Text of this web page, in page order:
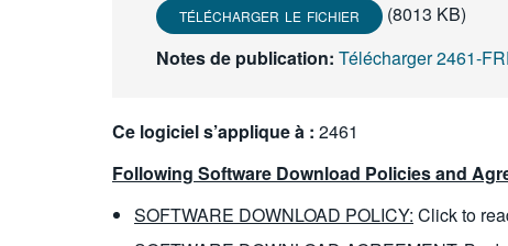
TÉLÉCHARGER LE FICHIER
(8013 KB)
Notes de publication: Télécharger 2461-
Ce logiciel s’applique à : 2461
Following Software Download Policies and
SOFTWARE DOWNLOAD POLICY: Click to